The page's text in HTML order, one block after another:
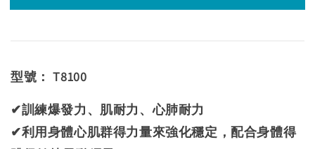
型號： T8100
✔訓練爆發力、肌耐力、心肺耐力
✔利用身體心肌群得力量來強化穩定，配合身體得